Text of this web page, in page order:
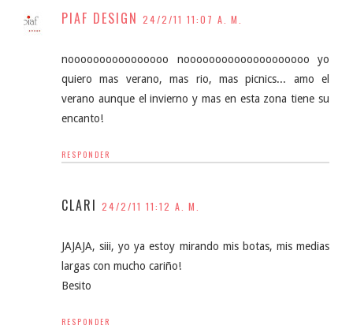
PIAF DESIGN 24/2/11 11:07 A. M.
noooooooooooooooo noooooooooooooooooooo yo
quiero mas verano, mas rio, mas picnics... amo el
verano aunque el invierno y mas en esta zona tiene su
encanto!
RESPONDER
CLARI 24/2/11 11:12 A. M.
JAJAJA, siii, yo ya estoy mirando mis botas, mis medias
largas con mucho cariño!
Besito
RESPONDER